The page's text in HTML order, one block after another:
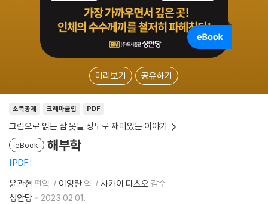
미리보기 공유하기
소득공제 크레마클럽 PDF
그림으로 읽는 잠 못들 정도로 재미있는 이야기
eBook 해부학
PDF
윤관현 편역 이영란 역 사카이 다츠오 감수
성안당
2023.02.01.